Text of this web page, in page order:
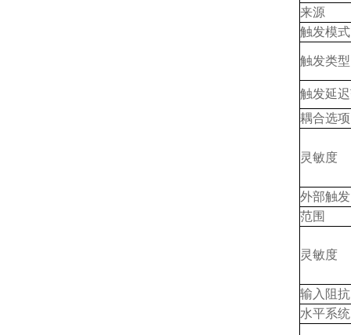
来源
触发模式
触发类型
触发延
耦合选项
灵敏度
外部触发
范围
灵敏度
输入阻抗
水平系统